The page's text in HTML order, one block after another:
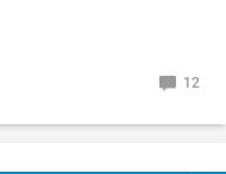
12